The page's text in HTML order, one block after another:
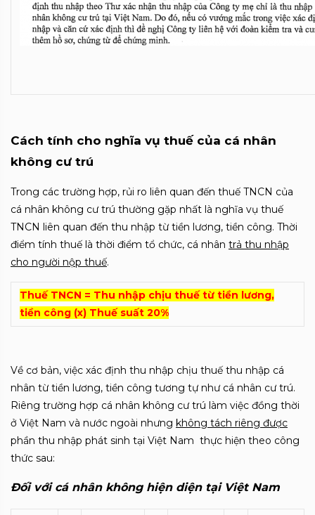
Cách tính cho nghĩa vụ thuế của cá nhân
không cư trú
Trong các trường hợp, rủi ro liên quan đến thuế TNCN của
cá nhân không cư trú thường gặp nhất là nghĩa vụ thuế
TNCN liên quan đến thu nhập từ tiền lương, tiền công. Thời
điểm tính thuế là thời điểm tổ chức, cá nhân trả thu nhập
cho người nộp thuế.
Thuế TNCN = Thu nhập chịu thuế từ tiền lương,
tiền công (x) Thuế suất 20%
Về cơ bản, việc xác định thu nhập chịu thuế thu nhập cá
nhân từ tiền lương, tiền công tương tự như cá nhân cư trú.
Riêng trường hợp cá nhân không cư trú làm việc đồng thời
ở Việt Nam và nước ngoài nhưng không tách riêng được
phần thu nhập phát sinh tại Việt Nam thực hiện theo công
thức sau:
Đối với cá nhân không hiện diện tại Việt Nam